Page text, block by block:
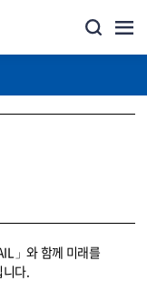
」와 함께 미래를
니다.